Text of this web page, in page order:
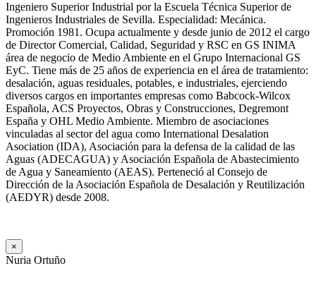
Ingeniero Superior Industrial por la Escuela Técnica Superior de
Ingenieros Industriales de Sevilla. Especialidad: Mecánica.
Promoción 1981. Ocupa actualmente y desde junio de 2012 el cargo
de Director Comercial, Calidad, Seguridad y RSC en GS INIMA
área de negocio de Medio Ambiente en el Grupo Internacional GS
EyC. Tiene más de 25 años de experiencia en el área de tratamiento:
desalación, aguas residuales, potables, e industriales, ejerciendo
diversos cargos en importantes empresas como Babcock-Wilcox
Española, ACS Proyectos, Obras y Construcciones, Degremont
España y OHL Medio Ambiente. Miembro de asociaciones
vinculadas al sector del agua como International Desalation
Asociation (IDA), Asociación para la defensa de la calidad de las
Aguas (ADECAGUA) y Asociación Española de Abastecimiento
de Agua y Saneamiento (AEAS). Perteneció al Consejo de
Dirección de la Asociación Española de Desalación y Reutilización
(AEDYR) desde 2008.
×
Nuria Ortuño